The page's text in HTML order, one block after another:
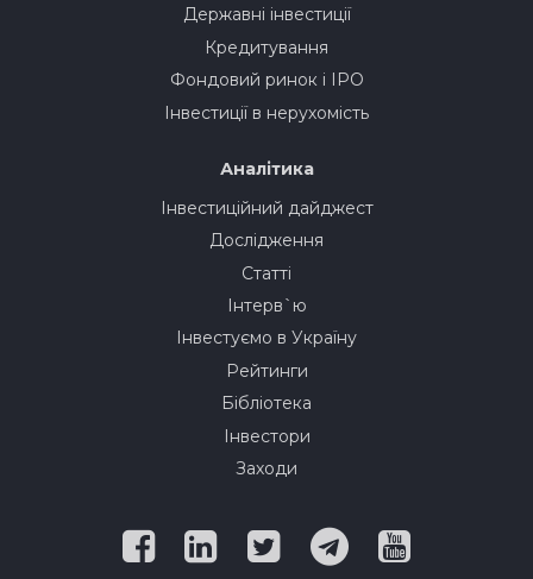
Державні інвестиції
Кредитування
Фондовий ринок і IPO
Інвестиції в нерухомість
Аналітика
Інвестиційний дайджест
Дослідження
Статті
Інтерв`ю
Інвестуємо в Україну
Рейтинги
Бібліотека
Інвестори
Заходи